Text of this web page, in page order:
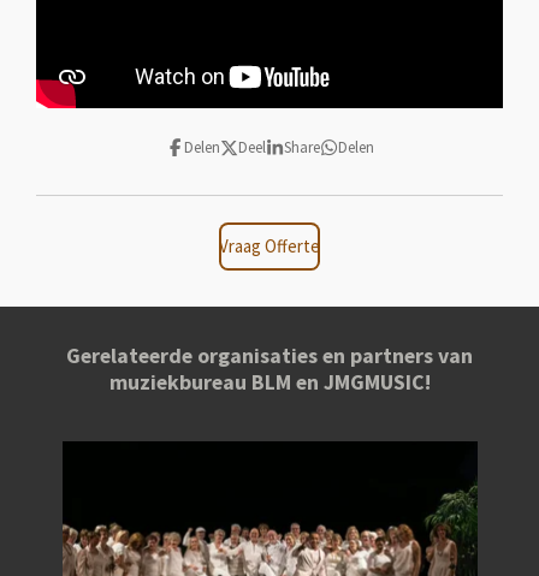
Delen Deel Share Delen
Vraag Offerte
Gerelateerde organisaties en partners van
muziekbureau BLM en JMGMUSIC!